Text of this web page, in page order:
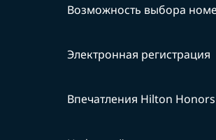
Возможность выбора
Электронная регистрация
Впечатления Hilton Honors